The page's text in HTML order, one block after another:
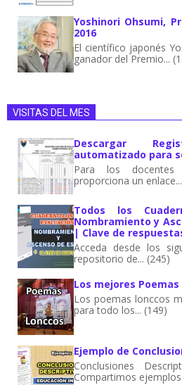
Yoshinori Ohsumi,
2016
El científico japonés
ganador del Premio...
VISITAS DEL MES
Descargar
automatizado para
Para los
proporciona un
Todos los
Nombramiento y
| Clave de
Acceda desde los
repositorio de... (245)
Los mejores Poemas
Los poemas lonccos
para todo los... (149)
Ejemplo de
Conclusiones
Compartimos